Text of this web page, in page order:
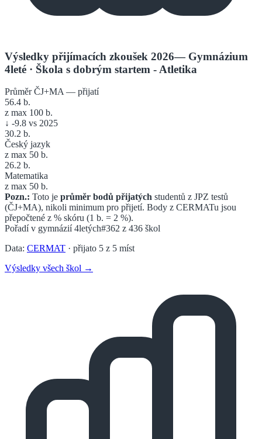
Výsledky přijímacích zkoušek 2026— Gymnázium
4leté · Škola s dobrým startem - Atletika
Průměr ČJ+MA — přijatí
56.4 b.
z max 100 b.
↓ -9.8 vs 2025
30.2 b.
Český jazyk
z max 50 b.
26.2 b.
Matematika
z max 50 b.
Pozn.: Toto je průměr bodů přijatých studentů z JPZ testů
(ČJ+MA), nikoli minimum pro přijetí. Body z CERMATu jsou
přepočtené z % skóru (1 b. = 2 %).
Pořadí v gymnázií 4letých#362 z 436 škol
Data: CERMAT · přijato 5 z 5 míst
Výsledky všech škol →